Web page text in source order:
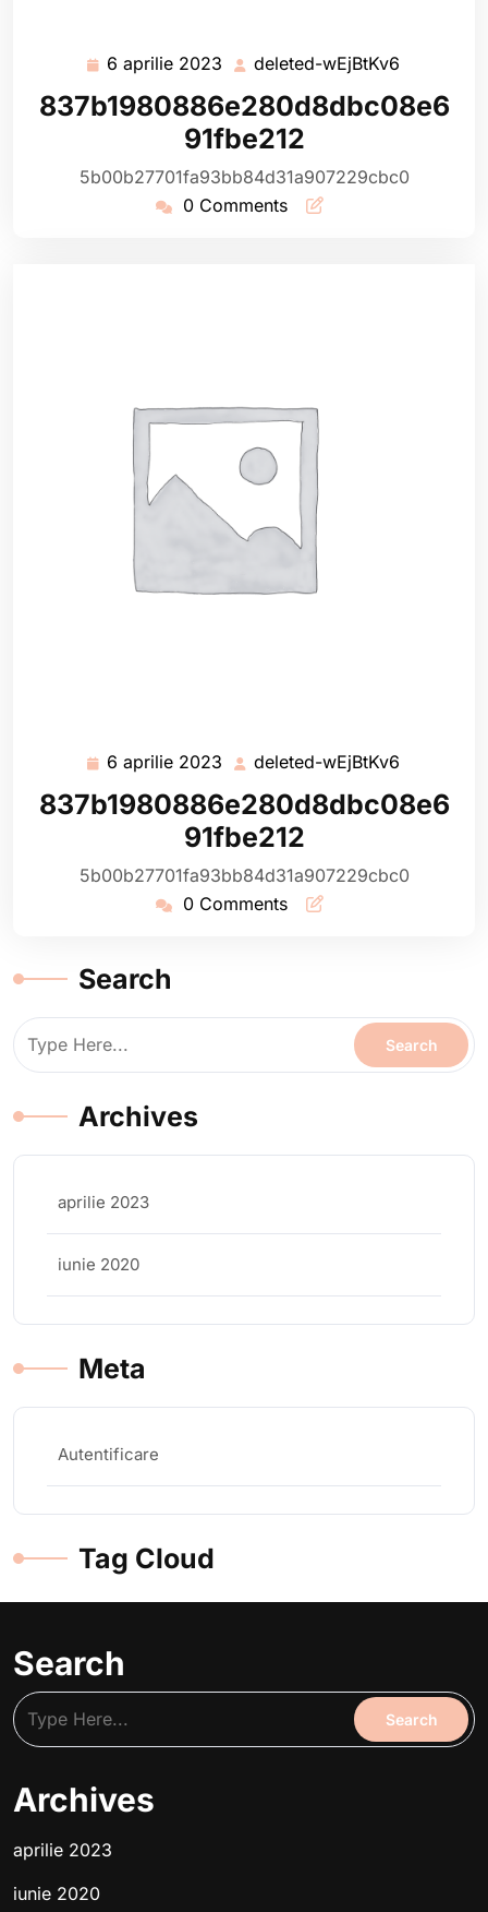
6 aprilie 2023
aprilie
2023
deleted-wEjBtKv6
wEjBtKv6
837b1980886e280d8dbc08e6
91fbe212
5b00b27701fa93bb84d31a907229cbc0
0 Comments
6 aprilie 2023
aprilie
2023
deleted-wEjBtKv6
wEjBtKv6
837b1980886e280d8dbc08e6
91fbe212
5b00b27701fa93bb84d31a907229cbc0
0 Comments
Search
Archives
aprilie 2023
iunie 2020
Meta
Autentificare
Tag Cloud
Search
Archives
aprilie 2023
iunie 2020